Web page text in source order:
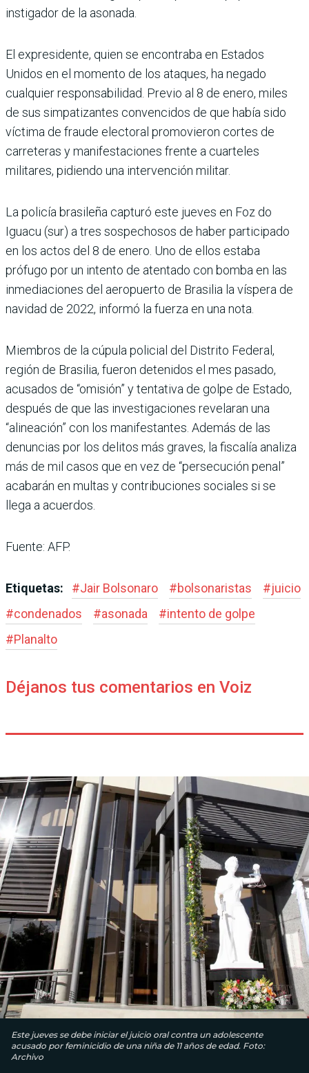
instigador de la asonada.
El expresidente, quien se encontraba en Estados
Unidos en el momento de los ataques, ha negado
cualquier responsabilidad. Previo al 8 de enero, miles
de sus simpatizantes convencidos de que había sido
víctima de fraude electoral promovieron cortes de
carreteras y manifestaciones frente a cuarteles
militares, pidiendo una intervención militar.
La policía brasileña capturó este jueves en Foz do
Iguacu (sur) a tres sospechosos de haber participado
en los actos del 8 de enero. Uno de ellos estaba
prófugo por un intento de atentado con bomba en las
inmediaciones del aeropuerto de Brasilia la víspera de
navidad de 2022, informó la fuerza en una nota.
Miembros de la cúpula policial del Distrito Federal,
región de Brasilia, fueron detenidos el mes pasado,
acusados de “omisión” y tentativa de golpe de Estado,
después de que las investigaciones revelaran una
“alineación” con los manifestantes. Además de las
denuncias por los delitos más graves, la fiscalía analiza
más de mil casos que en vez de “persecución penal”
acabarán en multas y contribuciones sociales si se
llega a acuerdos.
Fuente: AFP.
Etiquetas: #Jair Bolsonaro #bolsonaristas #juicio
#condenados #asonada #intento de golpe
#Planalto
Déjanos tus comentarios en Voiz
Este jueves se debe iniciar el juicio oral contra un adolescente
acusado por feminicidio de una niña de 11 años de edad. Foto:
Archivo